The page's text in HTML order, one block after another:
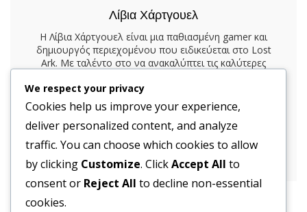
Λίβια Χάρτγουελ
Η Λίβια Χάρτγουελ είναι μια παθιασμένη gamer και
δημιουργός περιεχομένου που ειδικεύεται στο Lost
Ark. Με ταλέντο στο να ανακαλύπτει τις καλύτερες
βοηθά τους παίκτες να μεγιστοποιήσουν τις
ανταμοιβές τους εντός του παιχνιδιού μέσω των
διορατικών οδηγών και συμβουλών της. Όταν δεν
εξερευνά τους απέραντους κόσμους των MMORPGs,
η Λίβια απολαμβάνει να μεταδίδει το gameplay της
We respect your privacy
Cookies help us improve your experience,
deliver personalized content, and analyze
traffic. You can choose which cookies to allow
by clicking Customize. ClickAccept All to
consent or Reject All to decline non-essential
cookies.